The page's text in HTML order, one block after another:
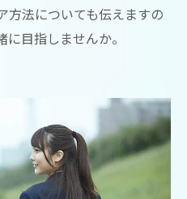
方法についても伝えますの
目指しませんか。